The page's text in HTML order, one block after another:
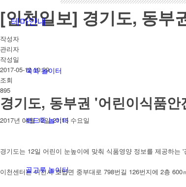
테마안내
쑥쑥 놀이터
뽀드득 놀이터
골고루 놀이터
[인천일보] 경기도, 동부
작성자
관리자
작성일
2017-05-12 10:29
조회
895
경기도, 동부권 '어린이식품
2017년 04월 12일 21:15 수요일
경기도는 12일 어린이 눈높이에 맞춰 식품영양 정보를 제공하는
이천센터는 이천시 호법면 중부대로 798번길 126번지에 2층